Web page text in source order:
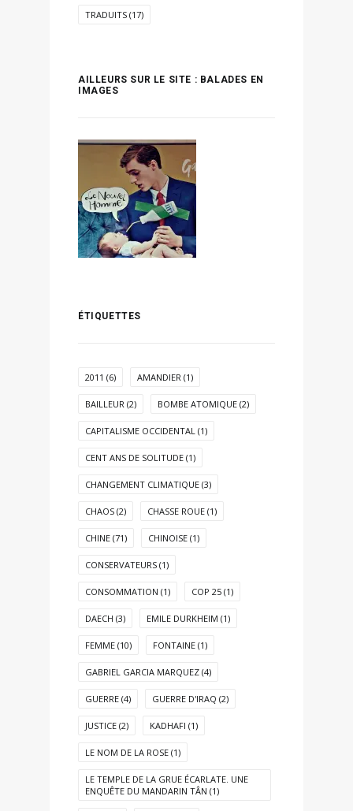
TRADUITS (17)
AILLEURS SUR LE SITE : BALADES EN
IMAGES
ÉTIQUETTES
2011 (6) AMANDIER (1)
BAILLEUR (2) BOMBE ATOMIQUE (2)
CAPITALISME OCCIDENTAL (1)
CENT ANS DE SOLITUDE (1)
CHANGEMENT CLIMATIQUE (3)
CHAOS (2) CHASSE ROUE (1)
CHINE (71) CHINOISE (1)
CONSERVATEURS (1)
CONSOMMATION (1) COP 25 (1)
DAECH (3) EMILE DURKHEIM (1)
FEMME (10) FONTAINE (1)
GABRIEL GARCIA MARQUEZ (4)
GUERRE (4) GUERRE D'IRAQ (2)
JUSTICE (2) KADHAFI (1)
LE NOM DE LA ROSE (1)
LE TEMPLE DE LA GRUE ÉCARLATE. UNE
ENQUÊTE DU MANDARIN TÂN (1)